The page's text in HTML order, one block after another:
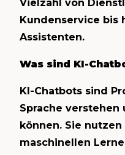
Vielzahl von
Kundenservice bis
Assistenten.
Was sind KI-
KI-Chatbots sind
Sprache verstehen
können. Sie
maschinellen